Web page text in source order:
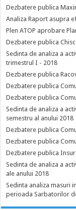
Dezbatere publica
Analiza Raport asupra
Plen ATOP aprobare
Dezbatere publica
Sedinta de analiza a
trimestrul I - 2018
Dezbatere publica
Dezbatere publica
Dezbatere publica
Sedinta de analiza a
semestru al anului 2018
Dezbatere publica
Dezbatere publica
Dezbatere publica
Sedinta de analiza a
ale anului 2018
Sedinta analiza masuri
perioada Sarbatorilor